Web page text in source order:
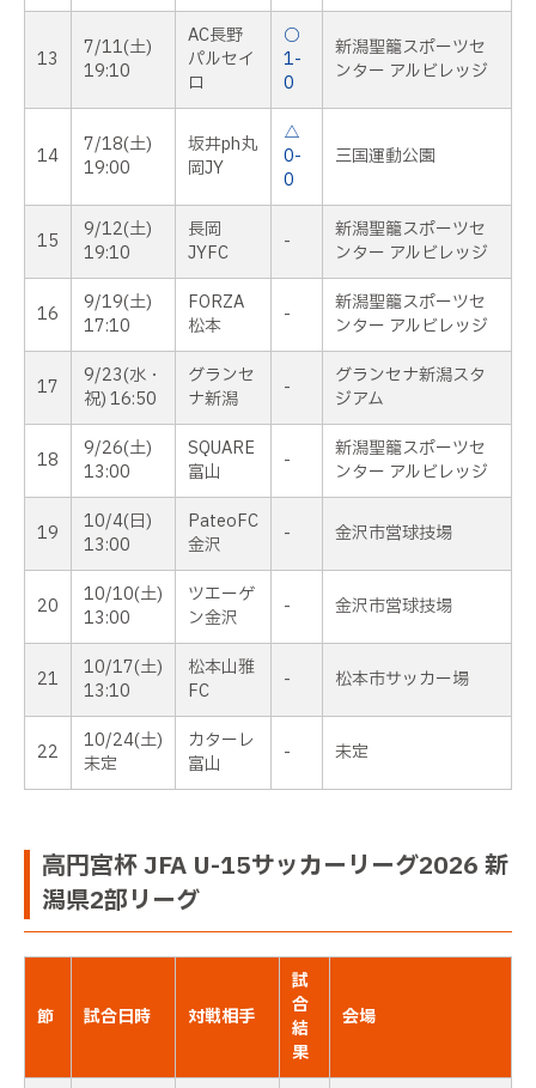
13
7/11(土)
19:10
AC長野
パルセイ
ロ
○
1-
0
新潟聖籠スポーツセ
ンター アルビレッジ
14
7/18(土)
19:00
坂井ph丸
岡JY
△
0-
0
三国運動公園
15
9/12(土)
19:10
長岡
JYFC
-
新潟聖籠スポーツセ
ンター アルビレッジ
16
9/19(土)
17:10
FORZA
松本
-
新潟聖籠スポーツセ
ンター アルビレッジ
17
9/23(水・
祝) 16:50
グランセ
ナ新潟
-
グランセナ新潟スタ
ジアム
18
9/26(土)
13:00
SQUARE
富山
-
新潟聖籠スポーツセ
ンター アルビレッジ
19
10/4(日)
13:00
PateoFC
金沢
- 金沢市営球技場
20
10/10(土)
13:00
ツエーゲ
ン金沢
- 金沢市営球技場
21
10/17(土)
13:10
松本山雅
FC
- 松本市サッカー場
22
10/24(土)
未定
カターレ
富山
- 未定
高円宮杯 JFA U-15サッカーリーグ2026 新
潟県2部リーグ
節 試合日時 対戦相手
試
合
結
果
会場